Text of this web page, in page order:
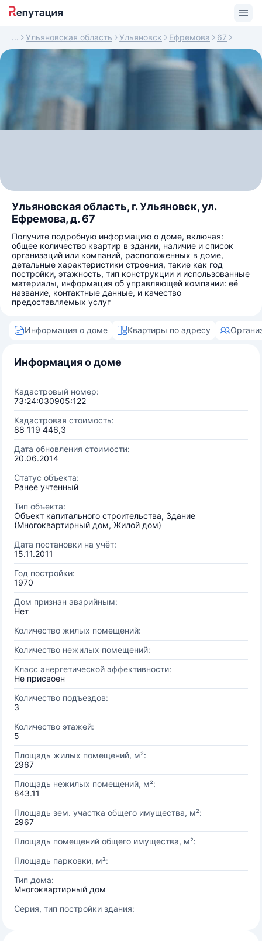
Ульяновская область Ульяновск Ефремова 67
Ульяновская область, г. Ульяновск, ул.
Ефремова, д. 67
Получите подробную информацию о доме, включая:
общее количество квартир в здании, наличие и список
организаций или компаний, расположенных в доме,
детальные характеристики строения, такие как год
постройки, этажность, тип конструкции и использованные
материалы, информация об управляющей компании: её
название, контактные данные, и качество
предоставляемых услуг
Информация о доме Квартиры по адресу
Информация о доме
Кадастровый номер:
73:24:030905:122
Кадастровая стоимость:
88 119 446,3
Дата обновления стоимости:
20.06.2014
Статус объекта:
Ранее учтенный
Тип объекта:
Объект капитального строительства, Здание
(Многоквартирный дом, Жилой дом)
Дата постановки на учёт:
15.11.2011
Год постройки:
1970
Дом признан аварийным:
Нет
Количество жилых помещений:
Количество нежилых помещений:
Класс энергетической эффективности:
Не присвоен
Количество подъездов:
3
Количество этажей:
5
Площадь жилых помещений, м²:
2967
Площадь нежилых помещений, м²:
843.11
Площадь зем. участка общего имущества, м²:
2967
Площадь помещений общего имущества, м²:
Площадь парковки, м²:
Тип дома:
Многоквартирный дом
Серия, тип постройки здания: